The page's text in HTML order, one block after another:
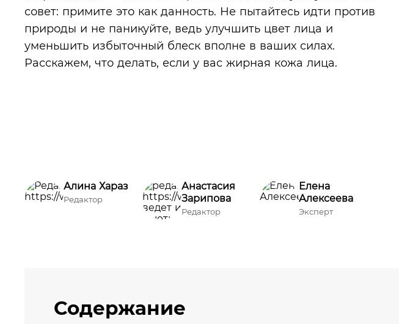
совет: примите это как данность. Не пытайтесь идти против
природы и не паникуйте, ведь улучшить цвет лица и
уменьшить избыточный блеск вполне в ваших силах.
Расскажем, что делать, если у вас жирная кожа лица.
Алина Хараз
Редактор
Анастасия
Зарипова
Редактор
Елена
Алексеева
Эксперт
Содержание